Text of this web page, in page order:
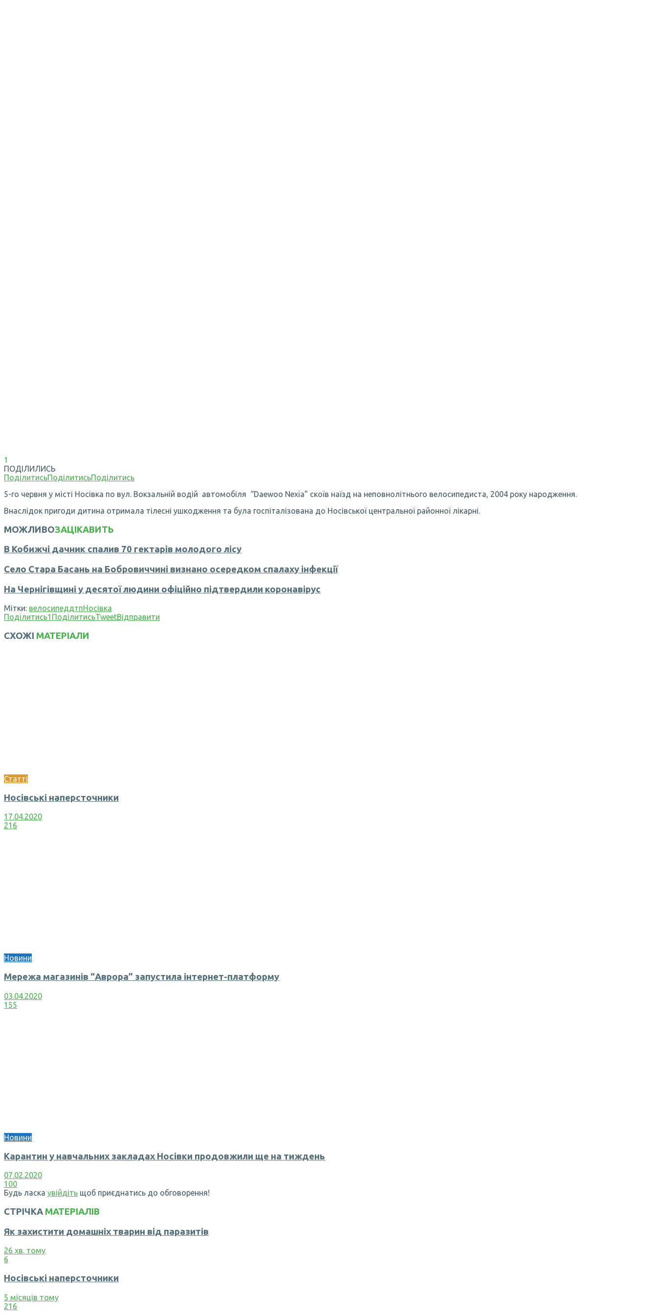
1
ПОДІЛИЛИСЬ
ПоділитисьПоділитисьПоділитись
5-го червня у місті Носівка по вул. Вокзальній водій автомобіля “Daewoo Nexia” скоїв наїзд на неповнолітнього велосипедиста, 2004 року народження.
Внаслідок пригоди дитина отримала тілесні ушкодження та була госпіталізована до Носівської центральної районної лікарні.
МОЖЛИВОЗАЦІКАВИТЬ
В Кобижчі дачник спалив 70 гектарів молодого лісу
Село Стара Басань на Бобровиччині визнано осередком спалаху інфекції
На Чернігівщині у десятої людини офіційно підтвердили коронавірус
Мітки: велосипеддтпНосівка
Поділитись1 ПоділитисьTweetВідправити
СХОЖІ МАТЕРІАЛИ
Статті
Носівські наперсточники
17.04.2020
216
Новини
Мережа магазинів “Аврора” запустила інтернет-платформу
03.04.2020
155
Новини
Карантин у навчальних закладах Носівки продовжили ще на тиждень
07.02.2020
100
Будь ласка увійдіть щоб приєднатись до обговорення!
СТРІЧКА МАТЕРІАЛІВ
Як захистити домашніх тварин від паразитів
26 хв. тому
6
Носівські наперсточники
5 місяців тому
216